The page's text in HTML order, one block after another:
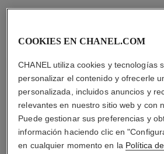
COOKIES EN CHANEL.COM
CHANEL utiliza cookies y tecnologías
personalizar el contenido y ofrecerle
personalizada, incluidos anuncios y
relevantes en nuestro sitio web y con
Puede gestionar sus preferencias y
información haciendo clic en
en cualquier momento en la Política